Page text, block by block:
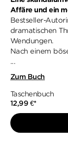
Affäre und ein
Bestseller-
dramatischen
Wendungen.
Nach einem
...
Zum Buch
Taschenbuch
12,99 €*